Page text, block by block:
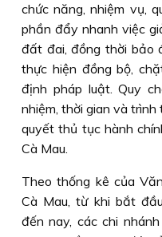
chức năng, nhiệm vụ,
phần đẩy nhanh việc
đất đai, đồng thời bảo
thực hiện đồng bộ,
định pháp luật. Quy
nhiệm, thời gian và
quyết thủ tục hành
Cà Mau.
Theo thống kê của
Cà Mau, từ khi bắt
đến nay, các chi